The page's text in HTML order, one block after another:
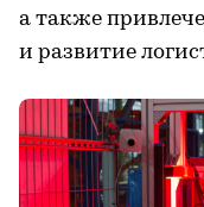
а также
и развитие